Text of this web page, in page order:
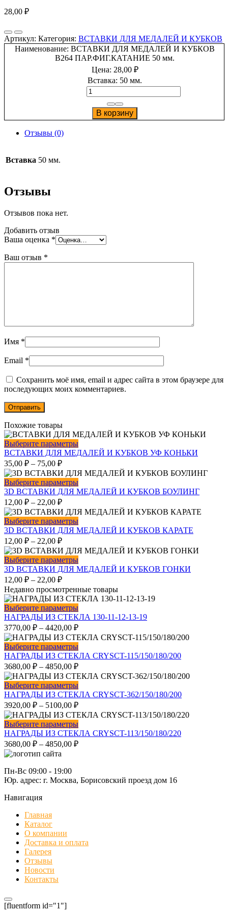
28,00 ₽
Артикул: Категория: ВСТАВКИ ДЛЯ МЕДАЛЕЙ И КУБКОВ
Наименование: ВСТАВКИ ДЛЯ МЕДАЛЕЙ И КУБКОВ
B264 ПАР.ФИГ.КАТАНИЕ 50 мм.
Цена: 28,00 ₽
Вставка: 50 мм.
Количество
товара
ВСТАВКИ
ДЛЯ
В корзину
Отзывы (0)
Вставка 50 мм.
Отзывы
Отзывов пока нет.
Добавить отзыв
Ваша оценка *
Ваш отзыв *
Имя *
Email *
Сохранить моё имя, email и адрес сайта в этом браузере для
последующих моих комментариев.
Похожие товары
Выберите параметрыЭтот
товар
несколько
вариаций.
Опции
можно
выбрать
на
странице
товара.
ВСТАВКИ ДЛЯ МЕДАЛЕЙ И КУБКОВ УФ КОНЬКИ
35,00 ₽ – 75,00 ₽
Выберите параметрыЭтот
товар
несколько
вариаций.
Опции
можно
выбрать
на
странице
товара.
3D ВСТАВКИ ДЛЯ МЕДАЛЕЙ И КУБКОВ БОУЛИНГ
12,00 ₽ – 22,00 ₽
Выберите параметрыЭтот
товар
несколько
вариаций.
Опции
можно
на
странице
товара.
3D ВСТАВКИ ДЛЯ МЕДАЛЕЙ И КУБКОВ КАРАТЕ
12,00 ₽ – 22,00 ₽
Выберите параметрыЭтот
товар
несколько
вариаций.
Опции
можно
выбрать
на
странице
товара.
3D ВСТАВКИ ДЛЯ МЕДАЛЕЙ И КУБКОВ ГОНКИ
12,00 ₽ – 22,00 ₽
Недавно просмотренные товары
Выберите параметрыЭтот
товар
имеет
несколько
вариаций.
Опции
можно
выбрать
на
странице
товара.
НАГРАДЫ ИЗ СТЕКЛА 130-11-12-13-19
3770,00 ₽ – 4420,00 ₽
Выберите параметрыЭтот
товар
имеет
несколько
вариаций.
Опции
можно
выбрать
на
странице
товара.
НАГРАДЫ ИЗ СТЕКЛА CRYSCT-115/150/180/200
3680,00 ₽ – 4850,00 ₽
Выберите параметрыЭтот
товар
имеет
несколько
вариаций.
Опции
можно
товара.
НАГРАДЫ ИЗ СТЕКЛА CRYSCT-362/150/180/200
3920,00 ₽ – 5100,00 ₽
Выберите параметрыЭтот
товар
имеет
можно
НАГРАДЫ ИЗ СТЕКЛА CRYSCT-113/150/180/220
3680,00 ₽ – 4850,00 ₽
Пн-Вс 09:00 - 19:00
Юр. адрес: г. Москва, Борисовский проезд дом 16
Навигация
Главная
Каталог
О компании
Доставка и оплата
Галерея
Отзывы
Новости
Контакты
[fluentform id="1"]